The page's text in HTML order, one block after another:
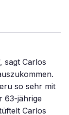
sagt Carlos
so sehr mit
63-jährige
Carlos